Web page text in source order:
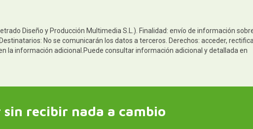
Diseño y Producción Multimedia S.L.). Finalidad: envío de información
No se comunicarán los datos a terceros. Derechos: acceder,
la información adicional.Puede consultar información adicional y detallada en
sin recibir nada a cambio